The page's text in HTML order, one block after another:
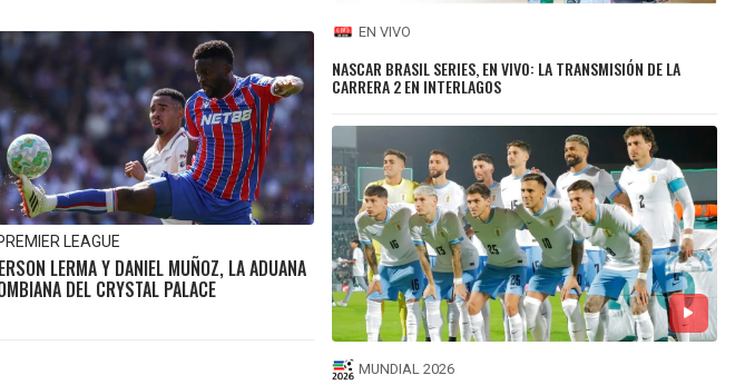
LEAGUE
LERMA Y DANIEL MUÑOZ, LA ADUANA
DEL CRYSTAL PALACE
EN VIVO
NASCAR BRASIL SERIES, EN VIVO: LA TRANSMISIÓN DE LA
CARRERA 2 EN INTERLAGOS
MUNDIAL 2026